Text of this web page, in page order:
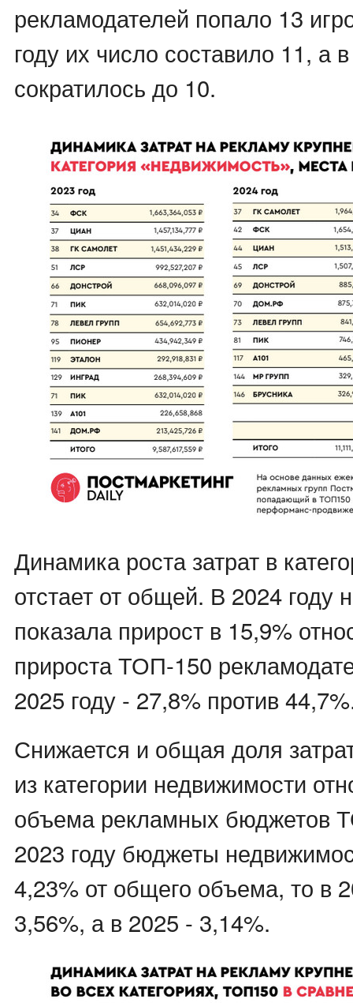
рекламодателей попало 13
году их число составило 11, а
сократилось до 10.
Динамика роста затрат в
отстает от общей. В 2024 году
показала прирост в 15,9%
прироста ТОП-150
2025 году - 27,8% против
Снижается и общая доля
из категории недвижимости
объема рекламных бюджетов
2023 году бюджеты
4,23% от общего объема, то в
3,56%, а в 2025 - 3,14%.